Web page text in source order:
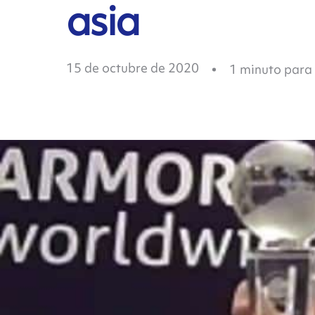
asia
15 de octubre de 2020 1 minuto